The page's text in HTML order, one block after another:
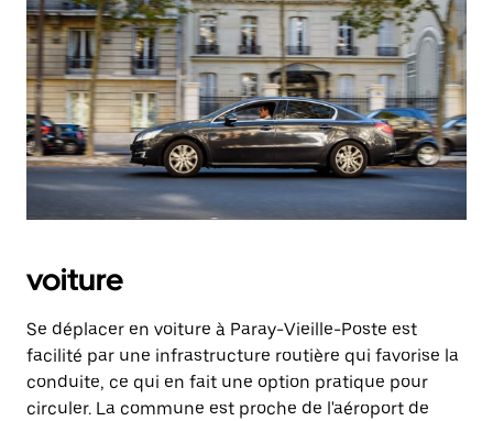
voiture
Se déplacer en voiture à Paray-Vieille-Poste est
facilité par une infrastructure routière qui favorise la
conduite, ce qui en fait une option pratique pour
circuler. La commune est proche de l'aéroport de